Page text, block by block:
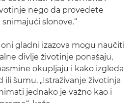
nego da provedete
slonove.“
gladni izazova mogu naučiti
divlje životinje ponašaju,
okupljaju i kako izgleda
ili šumu. „Istraživanje životinja
jednako je važno kao i